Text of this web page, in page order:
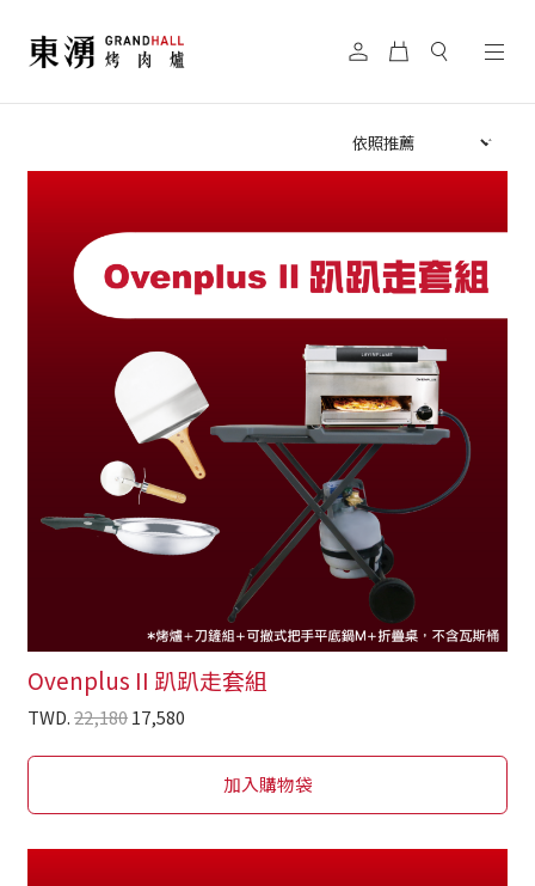
Ovenplus II 趴趴走套組
TWD.22,18017,580
加入購物袋